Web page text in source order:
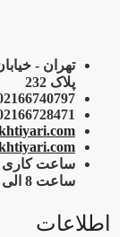
تهران -
پلاک 232
ساعت کاری
ساعت 8 الی 18 و پنج شنبه ها تا ساعت 13
اطلاعات